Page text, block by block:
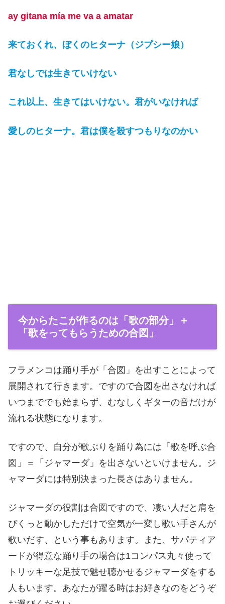
ay gitana mía me va a amatar
来ておくれ、ぼくのヒターナ（ジプシー娘）
君なしでは生きていけない
これ以上、生きてはいけない。君がいなければ
愛しのヒターナ。君は僕を殺すつもりなのかい
今からたこが作るのは「歌の部分」＋
「歌をってもらうための合図」
フラメンコは踊り手が「合図」を出すことによって
展開されて行きます。ですので合図を出さなければ
いつまででも始まらず、むなしくギターの音だけが
流れる状態になります。
ですので、自分が歌ぶりを踊り為には「歌を呼ぶ合
図」＝「ジャマーダ」を出さないといけません。ジ
ャマーダには特別決まった長さはありません。
ジャマーダの役割は合図ですので、凄い人だと肩を
ぴくっと動かしただけで空気が一変し歌い手さんが
歌いだす、という事もあります。また、サパティア
ードが得意な踊り手の場合は1コンパス丸々使って
トリッキーな足技で魅せ聴かせるジャマーダをする
人もいます。あなたが躍る時はお好きなのをどうぞ